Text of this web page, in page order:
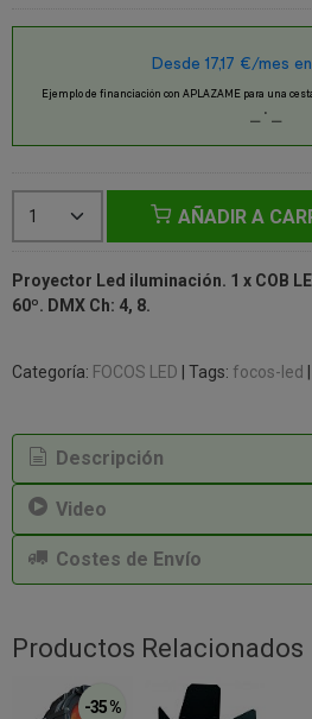
AÑADIR A
Proyector Led iluminación. 1 x COB LED
60º. DMX Ch: 4, 8.
Categoría: FOCOS LED Tags: focos-led
Descripción
Video
Costes de Envío
Productos Relacionados
-35 %